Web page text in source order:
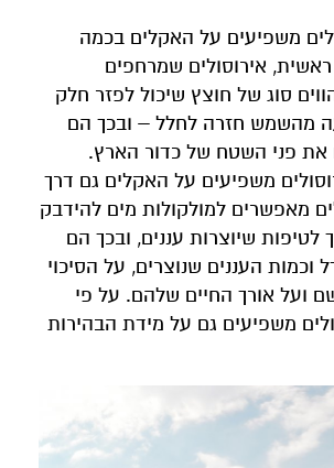
משפיעים על האקלים בכמה
ראשית, אירוסולים שמרחפים
סוג של חוצץ שיכול לפזר חלק
מהשמש חזרה לחלל – ובכך הם
פני השטח של כדור הארץ.
משפיעים על האקלים גם דרך
מאפשרים למולקולות מים להידבק
לטיפות שיוצרות עננים, ובכך הם
וכמות העננים שנוצרים, על הסיכוי
ועל אורך החיים שלהם. על פי
משפיעים גם על מידת הבהירות